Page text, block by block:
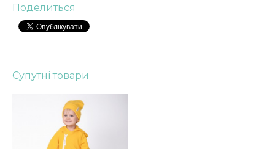
Поделиться
Супутні товари